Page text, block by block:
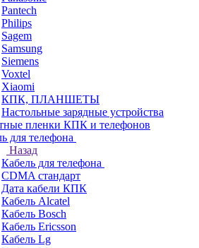
Pantech
Philips
Sagem
Samsung
Siemens
Voxtel
Xiaomi
КПК, ПЛАНШЕТЫ
Настольные зарядные устройства
пленки КПК и телефонов
для телефона
Назад
Кабель для телефона
CDMA стандарт
Дата кабели КПК
Кабель Alcatel
Кабель Bosch
Кабель Ericsson
Кабель Lg